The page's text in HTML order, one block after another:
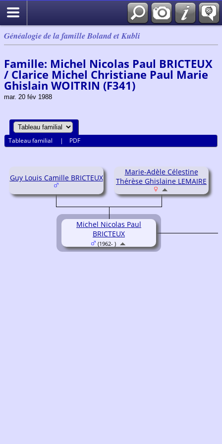
Généalogie de la famille Boland et Kubli
Famille: Michel Nicolas Paul BRICTEUX
/ Clarice Michel Christiane Paul Marie
Ghislain WOITRIN (F341)
mar. 20 fév 1988
Tableau familial | PDF
Guy Louis Camille BRICTEUX
Marie-Adèle Célestine
Thérèse Ghislaine LEMAIRE
Michel Nicolas Paul
BRICTEUX
(1962- )